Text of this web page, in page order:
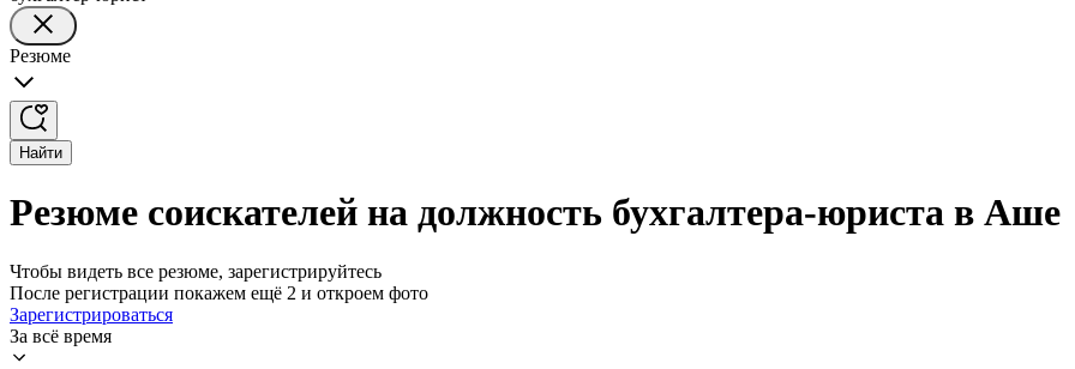
Резюме
Найти
Резюме соискателей на должность бухгалтера-юриста в Аше
Чтобы видеть все резюме, зарегистрируйтесь
После регистрации покажем ещё 2 и откроем фото
Зарегистрироваться
За всё время